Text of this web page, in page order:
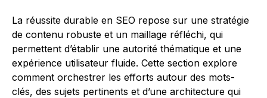
La réussite durable en SEO repose sur une stratégie
de contenu robuste et un maillage réfléchi, qui
permettent d’établir une autorité thématique et une
expérience utilisateur fluide. Cette section explore
comment orchestrer les efforts autour des mots-
clés, des sujets pertinents et d’une architecture qui